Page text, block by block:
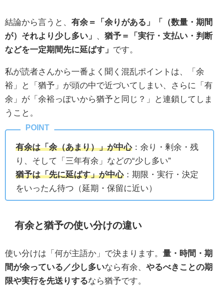
結論から言うと、 有余＝「余りがある」「（数量・期間
が）それより少し多い」
猶予＝「実行・支払い・判断
などを一定期間先に延ばす」 です。
私が読者さんから一番よく聞く混乱ポイントは、「余
裕」と「猶予」が頭の中で近づいてしまい、さらに「有
余」が「余裕っぽいから猶予と同じ？」と連鎖してしま
うこと。
有余は「余（あまり）」が中心：余り・剰余・残
り、そして「三年有余」などの“少し多い”
猶予は「先に延ばす」が中心：期限・実行・決定
をいったん待つ（延期・保留に近い）
有余と猶予の使い分けの違い
使い分けは「何が主語か」で決まります。 量・時間・期
間が余っている／少し多いなら有余、 やるべきことの期
限や実行を先送りするなら猶予です。